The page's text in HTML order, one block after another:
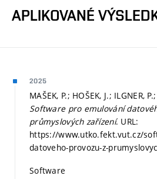
APLIKOVANÉ
2025
MAŠEK, P.; HOŠEK, J.; ILGNER,
Software pro emulování
průmyslových zařízení. URL:
https://www.utko.fekt.vut.cz/
datoveho-provozu-z-
Software